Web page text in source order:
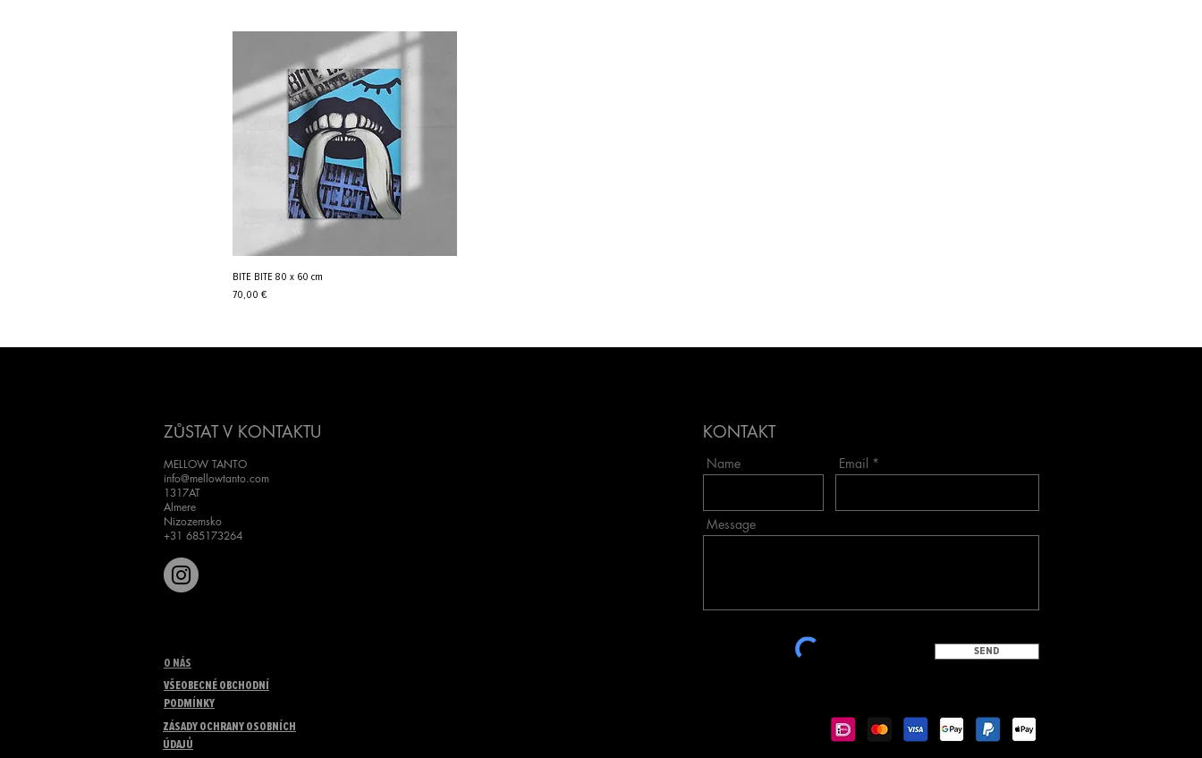
BITE BITE 80 x 60 cm
Cena
70,00 €
ZŮSTAT V KONTAKTU
MELLOW TANTO
info@mellowtanto.com
1317AT
Almere
Nizozemsko
+31 685173264
O NÁS
VŠEOBECNÉ OBCHODNÍ
PODMÍNKY
ZÁSADY OCHRANY OSOBNÍCH
ÚDAJŮ
KONTAKT
Name Email
Message
SEND